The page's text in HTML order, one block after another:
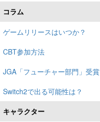
コラム
ゲームリリースはいつか？
CBT参加方法
JGA「フューチャー部門」受賞
Switch2で出る可能性は？
キャラクター